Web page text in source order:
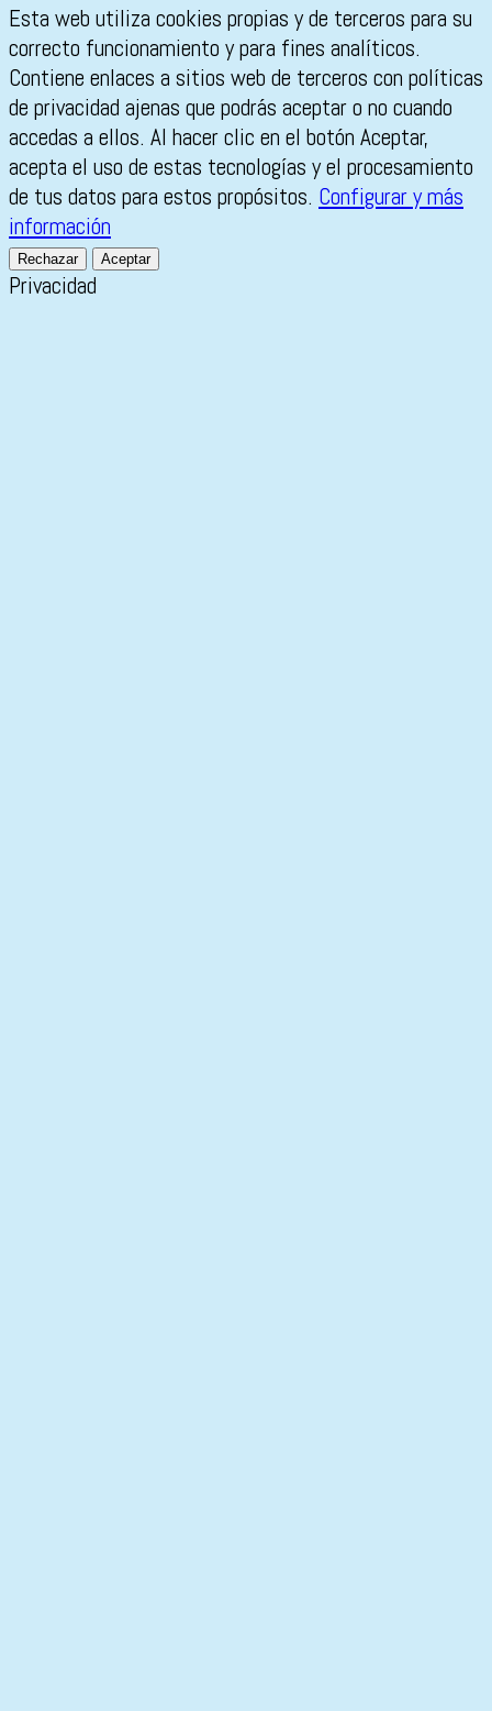
Esta web utiliza cookies propias y de terceros para su
correcto funcionamiento y para fines analíticos.
Contiene enlaces a sitios web de terceros con políticas
de privacidad ajenas que podrás aceptar o no cuando
accedas a ellos. Al hacer clic en el botón Aceptar,
acepta el uso de estas tecnologías y el procesamiento
de tus datos para estos propósitos. Configurar y más
información
Rechazar Aceptar
Privacidad